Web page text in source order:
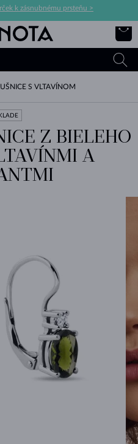
k zásnubnému prsteňu >
S VLTAVÍNOM
Z BIELEHO
A